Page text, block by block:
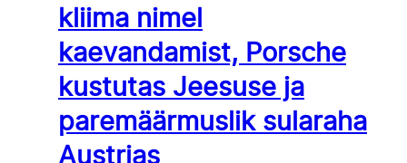
kliima nimel
kaevandamist, Porsche
kustutas Jeesuse ja
paremäärmuslik sularaha
Austrias